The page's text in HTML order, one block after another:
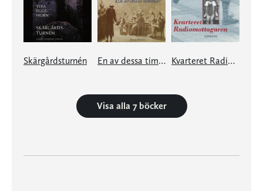
Skärgårdsturnén En av dessa timmar Kvarteret Radiomottagaren
Visa alla 7 böcker